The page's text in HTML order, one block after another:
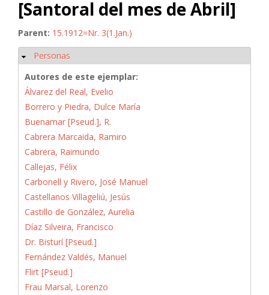
[Santoral del mes de Abril]
Parent: 15.1912=Nr. 3(1.Jan.)
Ocultar
Personas
Autores de este ejemplar:
Álvarez del Real, Evelio
Borrero y Piedra, Dulce María
Buenamar [Pseud.], R.
Cabrera Marcaida, Ramiro
Cabrera, Raimundo
Callejas, Félix
Carbonell y Rivero, José Manuel
Castellanos Villageliú, Jesús
Castillo de González, Aurelia
Díaz Silveira, Francisco
Dr. Bisturí [Pseud.]
Fernández Valdés, Manuel
Flirt [Pseud.]
Frau Marsal, Lorenzo